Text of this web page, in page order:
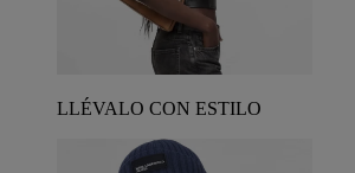
LLÉVALO CON ESTILO